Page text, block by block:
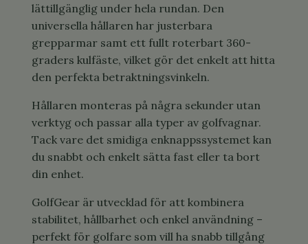
lättillgänglig under hela rundan. Den
universella hållaren har justerbara
grepparmar samt ett fullt roterbart 360-
graders kulfäste, vilket gör det enkelt att hitta
den perfekta betraktningsvinkeln.
Hållaren monteras på några sekunder utan
verktyg och passar alla typer av golfvagnar.
Tack vare det smidiga enknappssystemet kan
du snabbt och enkelt sätta fast eller ta bort
din enhet.
GolfGear är utvecklad för att kombinera
stabilitet, hållbarhet och enkel användning –
perfekt för golfare som vill ha snabb tillgång